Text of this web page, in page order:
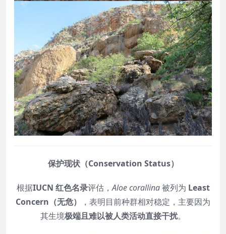
保护现状（Conservation Status）
根据IUCN 红色名录评估，Aloe corallina被列为 Least
Concern（无危）
，表明目前种群相对稳定，主要因为
其生境极端且难以被人类活动直接干扰。